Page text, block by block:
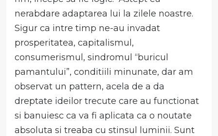
nerabdare adaptarea lui la zilele noastre.
Sigur ca intre timp ne-au invadat
prosperitatea, capitalismul,
consumerismul, sindromul “buricul
pamantului”, conditiili minunate, dar am
observat un pattern, acela de a da
dreptate ideilor trecute care au functionat
si banuiesc ca va fi aplicata ca o noutate
absoluta si treaba cu stinsul luminii. Sunt